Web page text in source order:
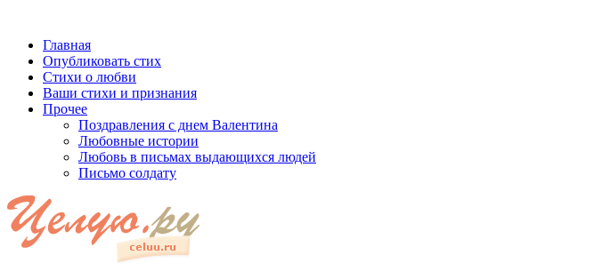
Главная
Опубликовать стих
Стихи о любви
Ваши стихи и признания
Прочее
Поздравления с днем Валентина
Любовные истории
Любовь в письмах выдающихся людей
Письмо солдату